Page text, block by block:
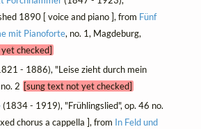
1890 [ voice and piano ], from Fünf
mit Pianoforte, no. 1, Magdeburg,
checked]
- 1886), "Leise zieht durch mein
2 [sung text not yet checked]
(1834 - 1919), "Frühlingslied", op. 46 no.
chorus a cappella ], from In Feld und